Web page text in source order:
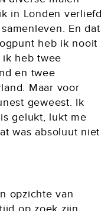
in Londen verliefd
En dat
heb ik nooit
heb twee
en twee
Maar voor
geweest. Ik
gelukt, lukt me
was absoluut niet
opzichte van